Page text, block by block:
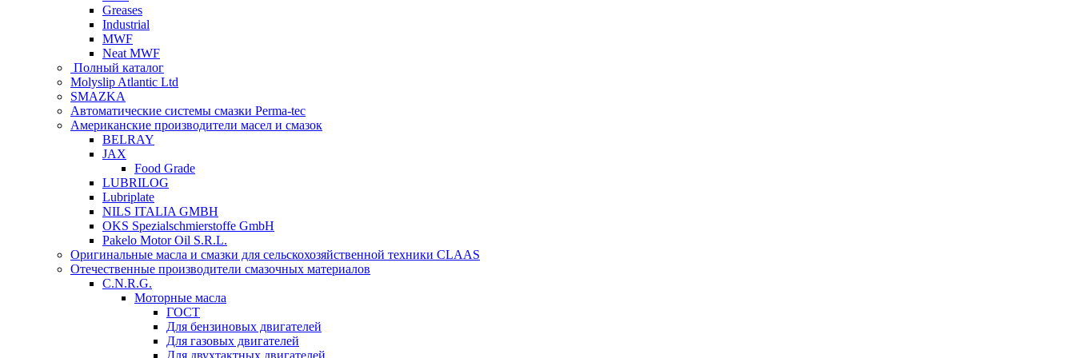
Greases
Industrial
MWF
Neat MWF
Полный каталог
Molyslip Atlantic Ltd
SMAZKA
Автоматические системы смазки Perma-tec
Американские производители масел и смазок
BELRAY
JAX
Food Grade
LUBRILOG
Lubriplate
NILS ITALIA GMBH
OKS Spezialschmierstoffe GmbH
Pakelo Motor Oil S.R.L.
Оригинальные масла и смазки для сельскохозяйственной техники CLAAS
Отечественные производители смазочных материалов
C.N.R.G.
Моторные масла
ГОСТ
Для бензиновых двигателей
Для газовых двигателей
Для двухтактных двигателей